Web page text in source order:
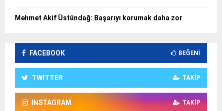
Mehmet Akif Üstündağ: Başarıyı korumak daha zor
FACEBOOK BEĞENI
TWITTER TAKIP
INSTAGRAM TAKIP